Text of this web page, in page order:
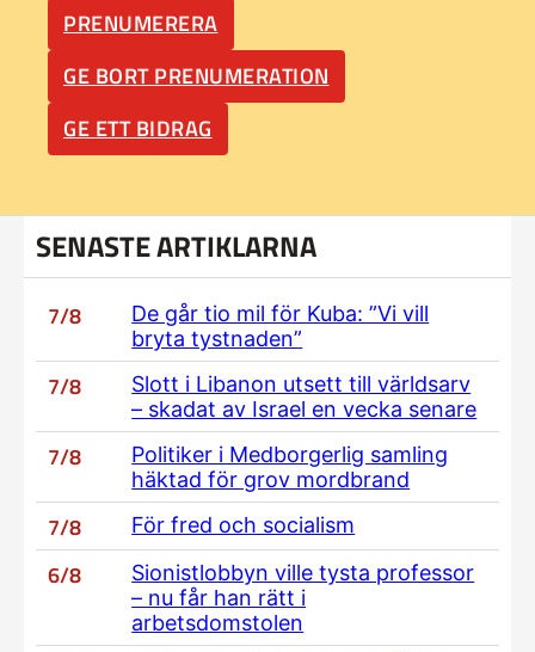
PRENUMERERA
GE BORT PRENUMERATION
GE ETT BIDRAG
SENASTE ARTIKLARNA
7/8
De går tio mil för Kuba: ”Vi vill
bryta tystnaden”
7/8
Slott i Libanon utsett till världsarv
– skadat av Israel en vecka senare
7/8
Politiker i Medborgerlig samling
häktad för grov mordbrand
7/8 För fred och socialism
6/8
Sionistlobbyn ville tysta professor
– nu får han rätt i
arbetsdomstolen